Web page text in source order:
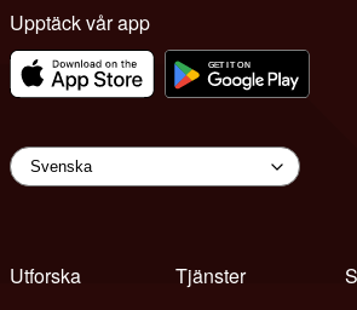
Upptäck vår app
Utforska
Tjänster